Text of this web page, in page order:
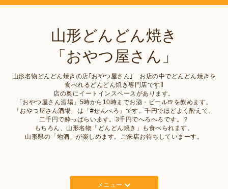
山形どんどん焼き
「おやつ屋さん」
山形名物どんどん焼きの店｢おやつ屋さん｣ お店の中でどんどん焼きを
食べれるどんどん焼き専門店です‼︎
店の奥にイートインスペースがあります。
「おやつ屋さん酒場」5時から10時までお酒・ビール🍺を飲めます。
「おやつ屋さん酒場」は「#せんべろ」です。千円でほどよく酔えて、
二千円で酔っぱらいます。3千円でへろへろです。？
もちろん、山形名物「どんどん焼き」も食べられます。
山形県の「地酒」が楽しめます。ご来店お待ちしていまーす。
メニュー